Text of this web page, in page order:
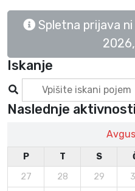
Spletna prijava ni
Iskanje
Naslednje aktivnosti
P T S
27
28 29